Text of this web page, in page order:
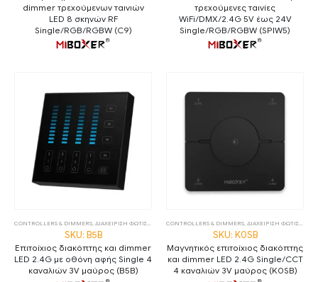
dimmer τρεχούμενων ταινιών
LED 8 σκηνών RF
Single/RGB/RGBW (C9)
τρεχούμενες ταινίες
WiFi/DMX/2.4G 5V έως 24V
Single/RGB/RGBW (SPIW5)
CONTROLLERS & DIMMERS, ΔΙΑΧΕΙΡΙΣΗ ΦΩΤΙΣΜΟΥ ΧΕΙΡΙΣΤΗΡΙΑ
SKU: B5B
Επιτοίχιος διακόπτης και dimmer
LED 2.4G με οθόνη αφής Single 4
καναλιών 3V μαύρος (B5B)
CONTROLLERS & DIMMERS, ΔΙΑΧΕΙΡΙΣΗ ΦΩΤΙΣΜΟΥ
SKU: K0SB
Μαγνητικός επιτοίχιος διακόπτης
και dimmer LED 2.4G Single/CCT
4 καναλιών 3V μαύρος (K0SB)